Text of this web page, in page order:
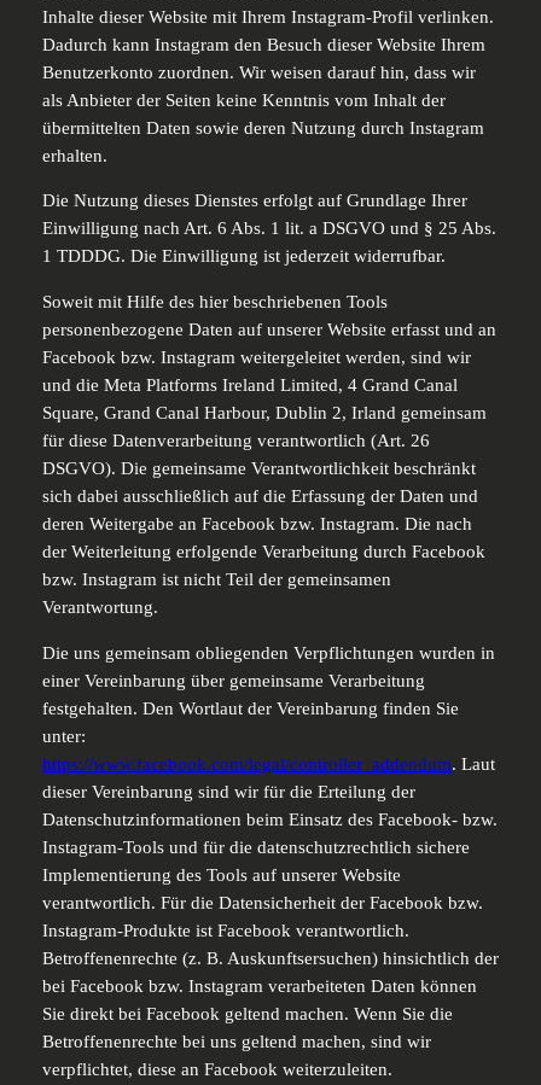
Inhalte dieser Website mit Ihrem Instagram-Profil verlinken.
Dadurch kann Instagram den Besuch dieser Website Ihrem
Benutzerkonto zuordnen. Wir weisen darauf hin, dass wir
als Anbieter der Seiten keine Kenntnis vom Inhalt der
übermittelten Daten sowie deren Nutzung durch Instagram
erhalten.
Die Nutzung dieses Dienstes erfolgt auf Grundlage Ihrer
Einwilligung nach Art. 6 Abs. 1 lit. a DSGVO und § 25 Abs.
1 TDDDG. Die Einwilligung ist jederzeit widerrufbar.
Soweit mit Hilfe des hier beschriebenen Tools
personenbezogene Daten auf unserer Website erfasst und an
Facebook bzw. Instagram weitergeleitet werden, sind wir
und die Meta Platforms Ireland Limited, 4 Grand Canal
Square, Grand Canal Harbour, Dublin 2, Irland gemeinsam
für diese Datenverarbeitung verantwortlich (Art. 26
DSGVO). Die gemeinsame Verantwortlichkeit beschränkt
sich dabei ausschließlich auf die Erfassung der Daten und
deren Weitergabe an Facebook bzw. Instagram. Die nach
der Weiterleitung erfolgende Verarbeitung durch Facebook
bzw. Instagram ist nicht Teil der gemeinsamen
Verantwortung.
Die uns gemeinsam obliegenden Verpflichtungen wurden in
einer Vereinbarung über gemeinsame Verarbeitung
festgehalten. Den Wortlaut der Vereinbarung finden Sie
unter:
https://www.facebook.com/legal/controller_addendum. Laut
dieser Vereinbarung sind wir für die Erteilung der
Datenschutzinformationen beim Einsatz des Facebook- bzw.
Instagram-Tools und für die datenschutzrechtlich sichere
Implementierung des Tools auf unserer Website
verantwortlich. Für die Datensicherheit der Facebook bzw.
Instagram-Produkte ist Facebook verantwortlich.
Betroffenenrechte (z. B. Auskunftsersuchen) hinsichtlich der
bei Facebook bzw. Instagram verarbeiteten Daten können
Sie direkt bei Facebook geltend machen. Wenn Sie die
Betroffenenrechte bei uns geltend machen, sind wir
verpflichtet, diese an Facebook weiterzuleiten.